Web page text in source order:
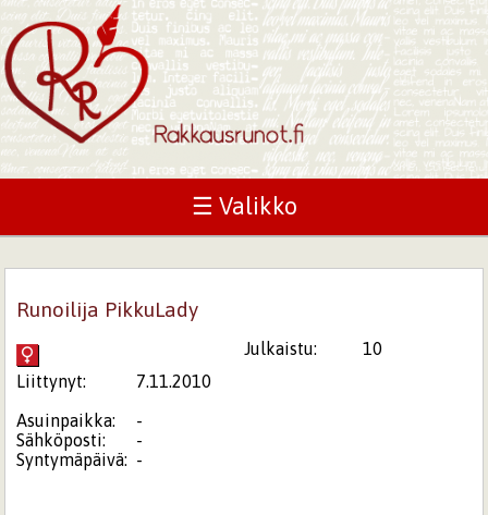
☰ Valikko
Runoilija PikkuLady
Julkaistu:
10
Liittynyt:
7.11.2010
Asuinpaikka:
-
Sähköposti:
-
Syntymäpäivä: -